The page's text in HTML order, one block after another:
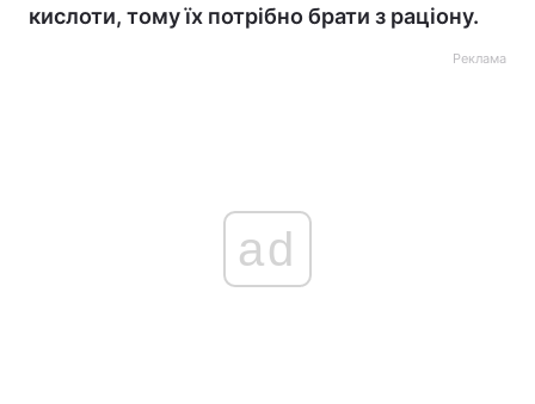
кислоти, тому їх потрібно брати з раціону.
Реклама
ad